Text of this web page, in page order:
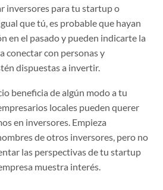
inversores para tu startup o
que tú, es probable que hayan
en el pasado y pueden indicarte la
conectar con personas y
dispuestas a invertir.
beneficia de algún modo a tu
locales pueden querer
en inversores. Empieza
de otros inversores, pero no
las perspectivas de tu startup
muestra interés.